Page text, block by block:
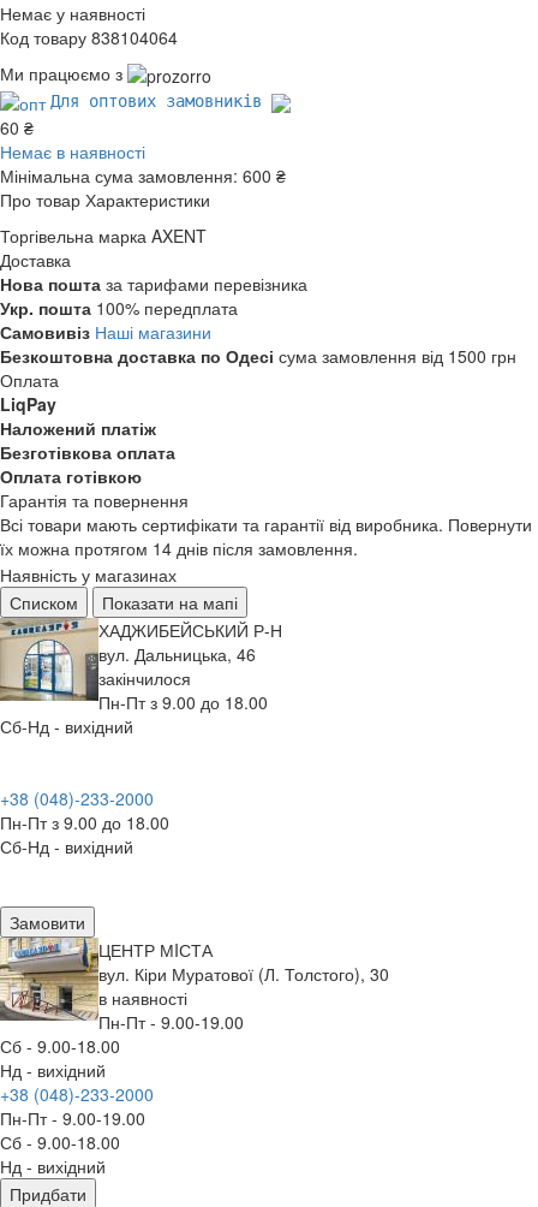
Немає у наявності
Код товару 838104064
Ми працюємо з
Для оптових замовників
60 ₴
Немає в наявності
Мінімальна сума замовлення: 600 ₴
Про товар Характеристики
Торгівельна марка AXENT
Доставка
Нова пошта за тарифами перевізника
Укр. пошта 100% передплата
Самовивіз Наші магазини
Безкоштовна доставка по Одесі сума замовлення від 1500 грн
Оплата
LiqPay
Наложений платіж
Безготівкова оплата
Оплата готівкою
Гарантія та повернення
Всі товари мають сертифікати та гарантії від виробника. Повернути
їх можна протягом 14 днів після замовлення.
Наявність у магазинах
Списком
Показати на мапі
ХАДЖИБЕЙСЬКИЙ Р-Н
вул. Дальницька, 46
закінчилося
Пн-Пт з 9.00 до 18.00
Сб-Нд - вихідний
+38 (048)-233-2000
Пн-Пт з 9.00 до 18.00
Сб-Нд - вихідний
Замовити
ЦЕНТР МIСТА
вул. Кіри Муратової (Л. Толстого), 30
в наявності
Пн-Пт - 9.00-19.00
Сб - 9.00-18.00
Нд - вихідний
+38 (048)-233-2000
Пн-Пт - 9.00-19.00
Сб - 9.00-18.00
Нд - вихідний
Придбати